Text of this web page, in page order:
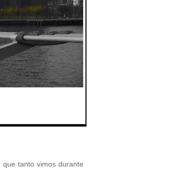
que tanto vimos durante